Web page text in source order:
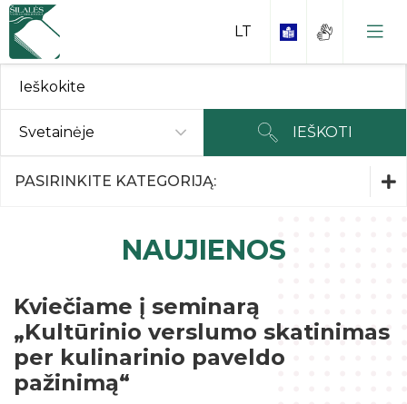
Kaip tapti skaitytoju?
Interneto skaitykla
Duomenų bazės
Periodikos skaitykla
Rankraščiai
Kraštiečiai
Garbės piliečiai
Nuostatai ir kiti dokumentai
Planavimo dokumentai
Kontaktai
Svetainėje IEŠKOTI
PASIRINKITE KATEGORIJĄ:
NAUJIENOS
Kviečiame į seminarą
„Kultūrinio verslumo skatinimas
per kulinarinio paveldo
pažinimą“